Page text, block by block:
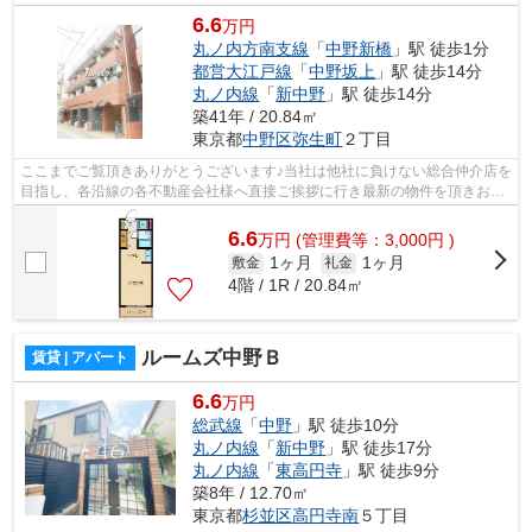
6.6万円
丸ノ内方南支線 「中野新橋 」駅 徒歩1分
都営大江戸線 「中野坂上 」駅 徒歩14分
丸ノ内線 「新中野 」駅 徒歩14分
築41年 / 20.84㎡
東京都中野区弥生町２丁目
ここまでご覧頂きありがとうございます♪当社は他社に負けない総合仲介店を
目指し、各沿線の各不動産会社様へ直接ご挨拶に行き最新の物件を頂きお客
様へ提供しております！最新の情報は...
6.6万円 (管理費等：3,000円 )
敷金 1ヶ月 礼金
1ヶ月
4階 / 1R / 20.84㎡
賃貸 | アパート ルームズ中野Ｂ
6.6万円
総武線 「中野 」駅 徒歩10分
丸ノ内線 「新中野 」駅 徒歩17分
丸ノ内線 「東高円寺 」駅 徒歩9分
築8年 / 12.70㎡
東京都杉並区高円寺南５丁目